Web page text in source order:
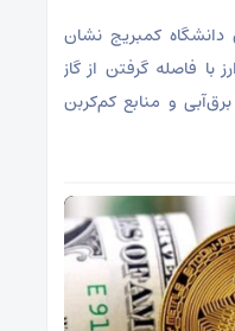
کمبریج نشان
فاصله گرفتن از گاز
و منابع کم‌کربن